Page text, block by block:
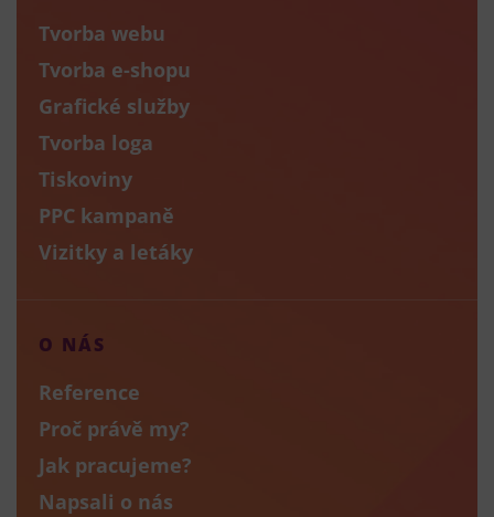
Tvorba webu
Tvorba e-shopu
Grafické služby
Tvorba loga
Tiskoviny
PPC kampaně
Vizitky a letáky
O NÁS
Reference
Proč právě my?
Jak pracujeme?
Napsali o nás